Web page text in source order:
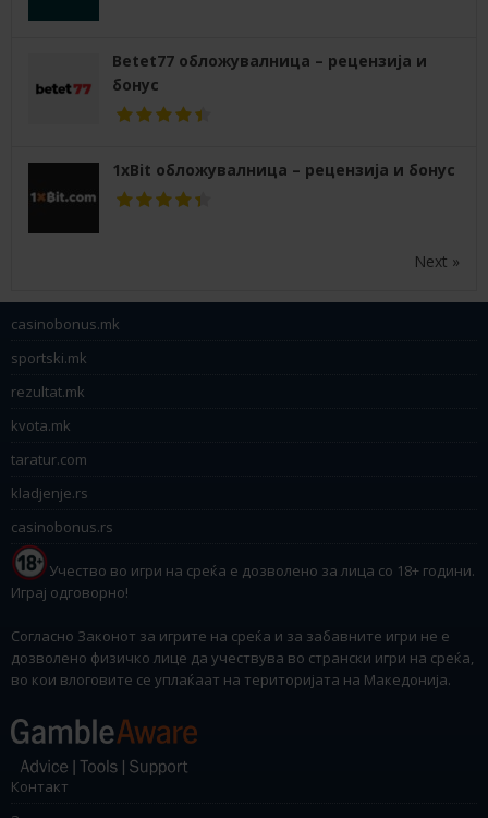
Betet77 обложувалница – рецензија и
бонус
1xBit обложувалница – рецензија и бонус
Next »
casinobonus.mk
sportski.mk
rezultat.mk
kvota.mk
taratur.com
kladjenje.rs
casinobonus.rs
Учество во игри на среќа е дозволено за лица со 18+ години.
Играј одговорно!
Согласно Законот за игрите на среќа и за забавните игри не е
дозволено физичко лице да учествува во странски игри на среќа,
во кои влоговите се уплаќаат на територијата на Македонија.
Контакт